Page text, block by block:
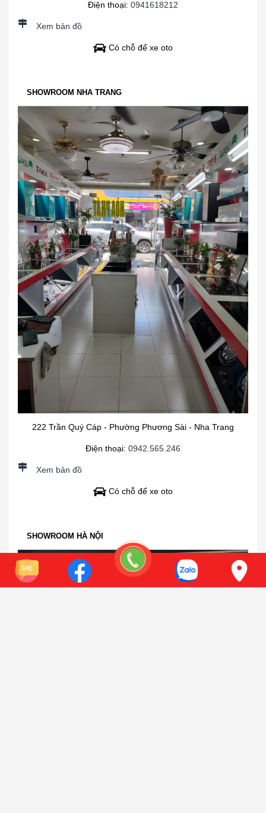
Điện thoại: 0941618212
Xem bản đồ
Có chỗ để xe oto
SHOWROOM NHA TRANG
222 Trần Quý Cáp - Phường Phương Sài - Nha Trang
Điện thoại: 0942.565.246
Xem bản đồ
Có chỗ để xe oto
SHOWROOM HÀ NỘI